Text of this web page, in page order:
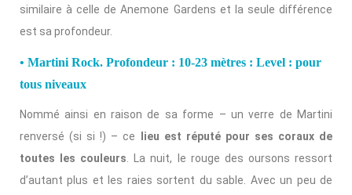
similaire à celle de Anemone Gardens et la seule différence
est sa profondeur.
• Martini Rock. Profondeur : 10-23 mètres : Level : pour
tous niveaux
Nommé ainsi en raison de sa forme – un verre de Martini
renversé (si si !) – ce lieu est réputé pour ses coraux de
toutes les couleurs. La nuit, le rouge des oursons ressort
d’autant plus et les raies sortent du sable. Avec un peu de